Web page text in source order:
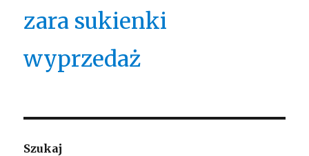
zara sukienki
wyprzedaż
Szukaj